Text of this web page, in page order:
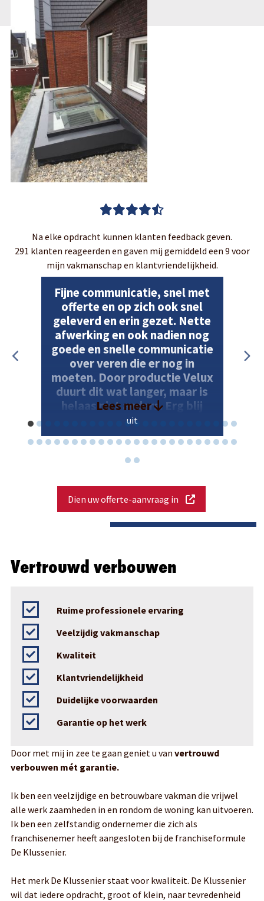
Na elke opdracht kunnen klanten feedback geven.
291 klanten reageerden en gaven mij gemiddeld een 9 voor
mijn vakmanschap en klantvriendelijkheid.
Fijne communicatie, snel met
offerte en op zich ook snel
geleverd en erin gezet. Nette
afwerking en ook nadien nog
goede en snelle communicatie
over veren die er nog in
moeten. Door productie Velux
duurt dit wat langer, maar is
helaas niet anders. Erg blij
met de velux en de
bevestiging ervan!
Lees meer
uit
Dien uw offerte-aanvraag in
Vertrouwd verbouwen
Ruime professionele ervaring
Veelzijdig vakmanschap
Kwaliteit
Klantvriendelijkheid
Duidelijke voorwaarden
Garantie op het werk
Door met mij in zee te gaan geniet u van vertrouwd
verbouwen mét garantie.
Ik ben een veelzijdige en betrouwbare vakman die vrijwel
alle werk zaamheden in en rondom de woning kan uitvoeren.
Ik ben een zelfstandig ondernemer die zich als
franchisenemer heeft aangesloten bij de franchiseformule
De Klussenier.
Het merk De Klussenier staat voor kwaliteit. De Klussenier
wil dat iedere opdracht, groot of klein, naar tevredenheid